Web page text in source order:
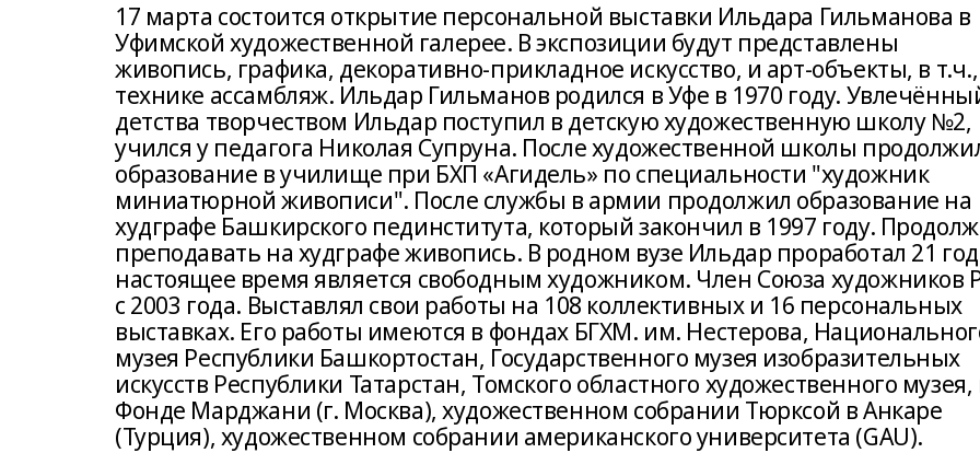
17 марта состоится открытие персональной выставки Ильдара Гильманова в
Уфимской художественной галерее. В экспозиции будут представлены
живопись, графика, декоративно-прикладное искусство, и арт-объекты, в
технике ассамбляж. Ильдар Гильманов родился в Уфе в 1970 году.
детства творчеством Ильдар поступил в детскую художественную школу №2,
учился у педагога Николая Супруна. После художественной школы
образование в училище при БХП «Агидель» по специальности "художник
миниатюрной живописи". После службы в армии продолжил образование на
худграфе Башкирского пединститута, который закончил в 1997 году.
преподавать на худграфе живопись. В родном вузе Ильдар проработал 21
настоящее время является свободным художником. Член Союза художников
с 2003 года. Выставлял свои работы на 108 коллективных и 16 персональных
выставках. Его работы имеются в фондах БГХМ. им. Нестерова,
музея Республики Башкортостан, Государственного музея изобразительных
искусств Республики Татарстан, Томского областного художественного музея,
Фонде Марджани (г. Москва), художественном собрании Тюрксой в Анкаре
(Турция), художественном собрании американского университета (GAU).